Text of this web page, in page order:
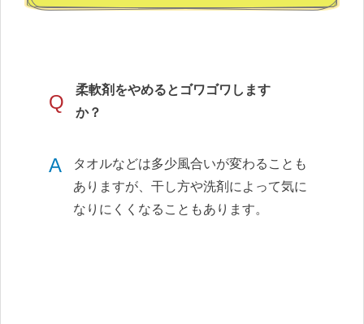
Q
柔軟剤をやめるとゴワゴワします
か？
A
タオルなどは多少風合いが変わることも
ありますが、干し方や洗剤によって気に
なりにくくなることもあります。